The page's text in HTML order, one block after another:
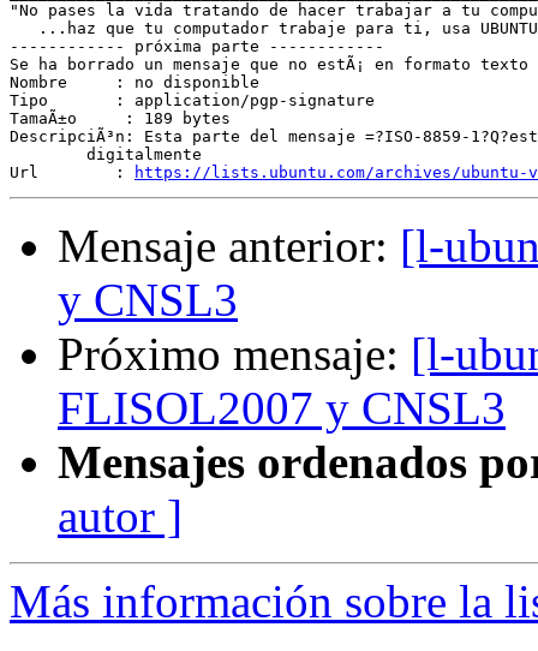
"No pases la vida tratando de hacer trabajar a tu
...haz que tu computador trabaje para ti, usa
------------ próxima parte ------------
Se ha borrado un mensaje que no estÃ¡ en formato
Nombre     : no disponible
Tipo       : application/pgp-signature
TamaÃ±o     : 189 bytes
DescripciÃ³n: Esta parte del mensaje =?ISO-8859-
Url        :
https://lists.ubuntu.com/archives/ubuntu-
Mensaje anterior: [l-
y CNSL3
Próximo mensaje: [l-
FLISOL2007 y CNSL3
Mensajes ordenados
autor ]
Más información sobre la